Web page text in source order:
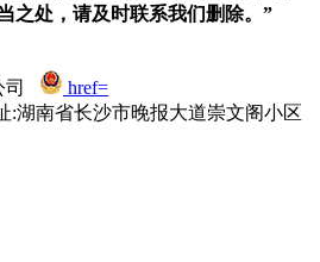
之处，请及时联系我们删除。”
司
href=
:湖南省长沙市晚报大道崇文阁小区